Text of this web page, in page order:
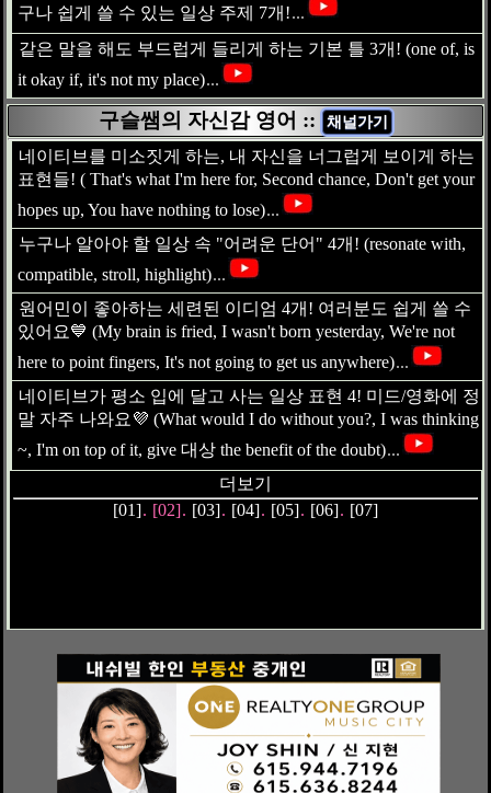
구나 쉽게 쓸 수 있는 일상 주제 7개!...
같은 말을 해도 부드럽게 들리게 하는 기본 틀 3개! (one of, is
it okay if, it's not my place)...
구슬쌤의 자신감 영어 :: 채널가기
네이티브를 미소짓게 하는, 내 자신을 너그럽게 보이게 하는
표현들! ( That's what I'm here for, Second chance, Don't get your
hopes up, You have nothing to lose)...
누구나 알아야 할 일상 속 "어려운 단어" 4개! (resonate with,
compatible, stroll, highlight)...
원어민이 좋아하는 세련된 이디엄 4개! 여러분도 쉽게 쓸 수
있어요💙 (My brain is fried, I wasn't born yesterday, We're not
here to point fingers, It's not going to get us anywhere)...
네이티브가 평소 입에 달고 사는 일상 표현 4! 미드/영화에 정
말 자주 나와요💜 (What would I do without you?, I was thinking
~, I'm on top of it, give 대상 the benefit of the doubt)...
더보기
[01]. [02]. [03]. [04]. [05]. [06]. [07]